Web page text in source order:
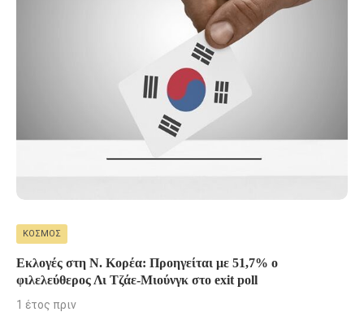
ΚΌΣΜΟΣ
Εκλογές στη Ν. Κορέα: Προηγείται με 51,7% ο
φιλελεύθερος Λι Τζάε-Μιούνγκ στο exit poll
1 έτος πριν